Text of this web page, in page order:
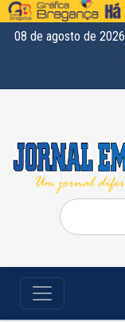
08 de agosto de 2026
Pesquisar
por: